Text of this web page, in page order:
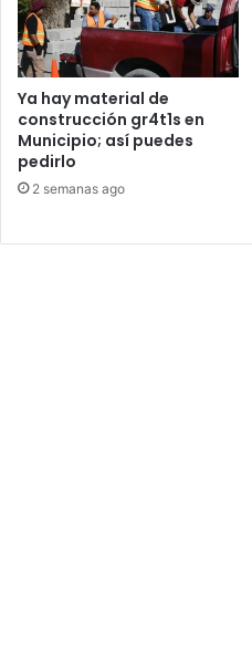
Ya hay material de
construcción gr4t1s en
Municipio; así puedes
pedirlo
2 semanas ago